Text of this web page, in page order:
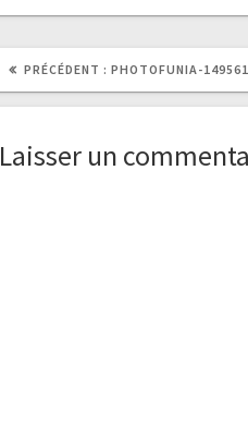
PRÉCÉDENT : ARTICLE
PHOTOFUNIA-
Laisser un